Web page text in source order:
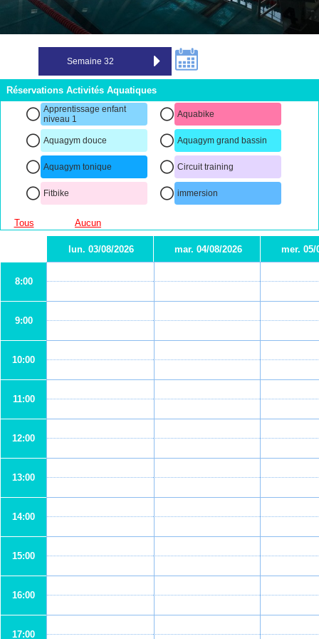
Réservations Activités Aquatiques
Apprentissage enfant
niveau 1
Aquabike
Aquagym douce Aquagym grand bassin
Aquagym tonique Circuit training
Fitbike immersion
Tous Aucun
lun. 03/08/2026 mar. 04/08/2026 mer. 05/
8:00
9:00
10:00
11:00
12:00
13:00
14:00
15:00
16:00
17:00